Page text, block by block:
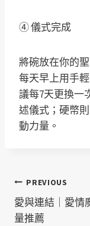
④ 儀式完成
將碗放在你的
每天早上用手
議每7天更換一
述儀式；硬幣
動力量。
文
章
PREVIOUS
愛與連結｜愛情
量推薦